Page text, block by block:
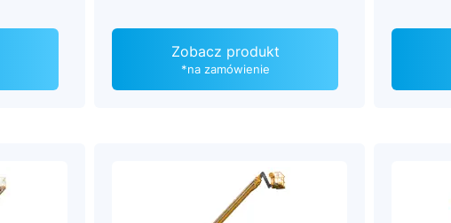
Zobacz produkt
*na zamówienie